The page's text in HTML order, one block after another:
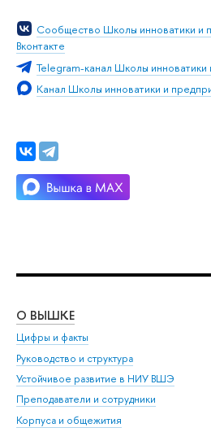
Сообщество Школы инноватики и
Вконтакте
Telegram-канал Школы инноватики
Канал Школы инноватики и
О ВЫШКЕ
Цифры и факты
Руководство и структура
Устойчивое развитие в НИУ ВШЭ
Преподаватели и сотрудники
Корпуса и общежития